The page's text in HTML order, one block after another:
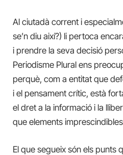
Al ciutadà corrent i
se’n diu així?) li pertoca
i prendre la seva decisió
Periodisme Plural ens
perquè, com a entitat que
i el pensament crític, està
el dret a la informació i la
que elements
El que segueix són els punts